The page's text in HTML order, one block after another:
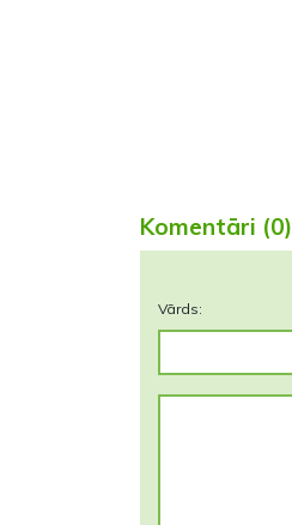
Komentāri (0)
Vārds: